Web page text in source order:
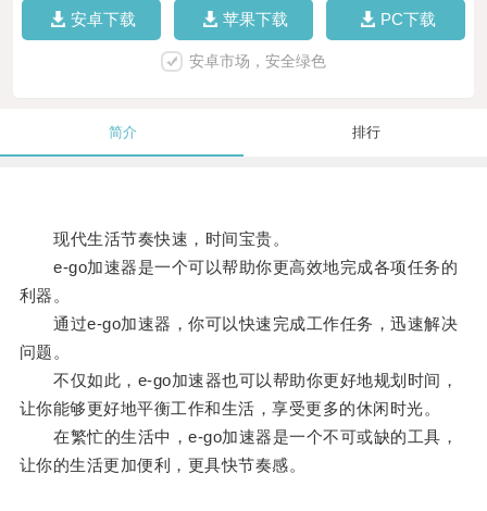
安卓下载 苹果下载 PC下载
安卓市场，安全绿色
简介 排行
现代生活节奏快速，时间宝贵。
e-go加速器是一个可以帮助你更高效地完成各项任务的
利器。
通过e-go加速器，你可以快速完成工作任务，迅速解决
问题。
不仅如此，e-go加速器也可以帮助你更好地规划时间，
让你能够更好地平衡工作和生活，享受更多的休闲时光。
在繁忙的生活中，e-go加速器是一个不可或缺的工具，
让你的生活更加便利，更具快节奏感。